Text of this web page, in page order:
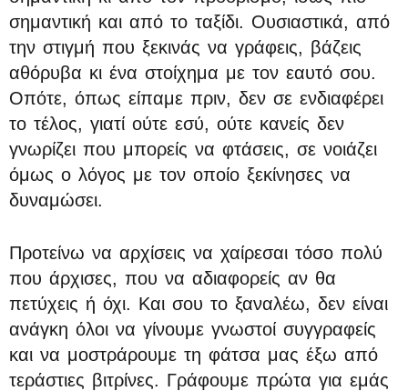
σημαντική και από το ταξίδι. Ουσιαστικά, από
την στιγμή που ξεκινάς να γράφεις, βάζεις
αθόρυβα κι ένα στοίχημα με τον εαυτό σου.
Οπότε, όπως είπαμε πριν, δεν σε ενδιαφέρει
το τέλος, γιατί ούτε εσύ, ούτε κανείς δεν
γνωρίζει που μπορείς να φτάσεις, σε νοιάζει
όμως ο λόγος με τον οποίο ξεκίνησες να
δυναμώσει.
Προτείνω να αρχίσεις να χαίρεσαι τόσο πολύ
που άρχισες, που να αδιαφορείς αν θα
πετύχεις ή όχι. Και σου το ξαναλέω, δεν είναι
ανάγκη όλοι να γίνουμε γνωστοί συγγραφείς
και να μοστράρουμε τη φάτσα μας έξω από
τεράστιες βιτρίνες. Γράφουμε πρώτα για εμάς